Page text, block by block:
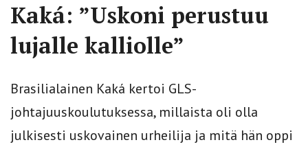
Kaká: ”Uskoni perustuu
lujalle kalliolle”
Brasilialainen Kaká kertoi GLS-
johtajuuskoulutuksessa, millaista oli olla
julkisesti uskovainen urheilija ja mitä hän oppi